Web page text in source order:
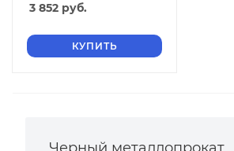
3 852 руб.
КУПИТЬ